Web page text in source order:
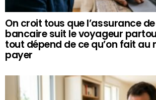
On croit tous que l’assurance
bancaire suit le voyageur
tout dépend de ce qu’on fait au
payer